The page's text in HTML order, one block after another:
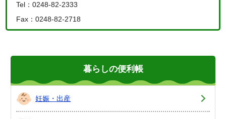
Tel：0248-82-2333
Fax：0248-82-2718
暮らしの便利帳
妊娠・出産